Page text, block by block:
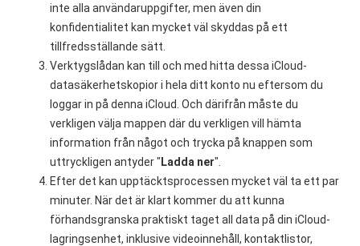
inte alla användaruppgifter, men även din
konfidentialitet kan mycket väl skyddas på ett
tillfredsställande sätt.
Verktygslådan kan till och med hitta dessa iCloud-
datasäkerhetskopior i hela ditt konto nu eftersom du
loggar in på denna iCloud. Och därifrån måste du
verkligen välja mappen där du verkligen vill hämta
information från något och trycka på knappen som
uttryckligen antyder "Ladda ner".
Efter det kan upptäcktsprocessen mycket väl ta ett par
minuter. När det är klart kommer du att kunna
förhandsgranska praktiskt taget all data på din iCloud-
lagringsenhet, inklusive videoinnehåll, kontaktlistor,